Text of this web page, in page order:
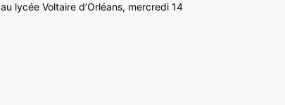
lycée Voltaire d’Orléans, mercredi 14